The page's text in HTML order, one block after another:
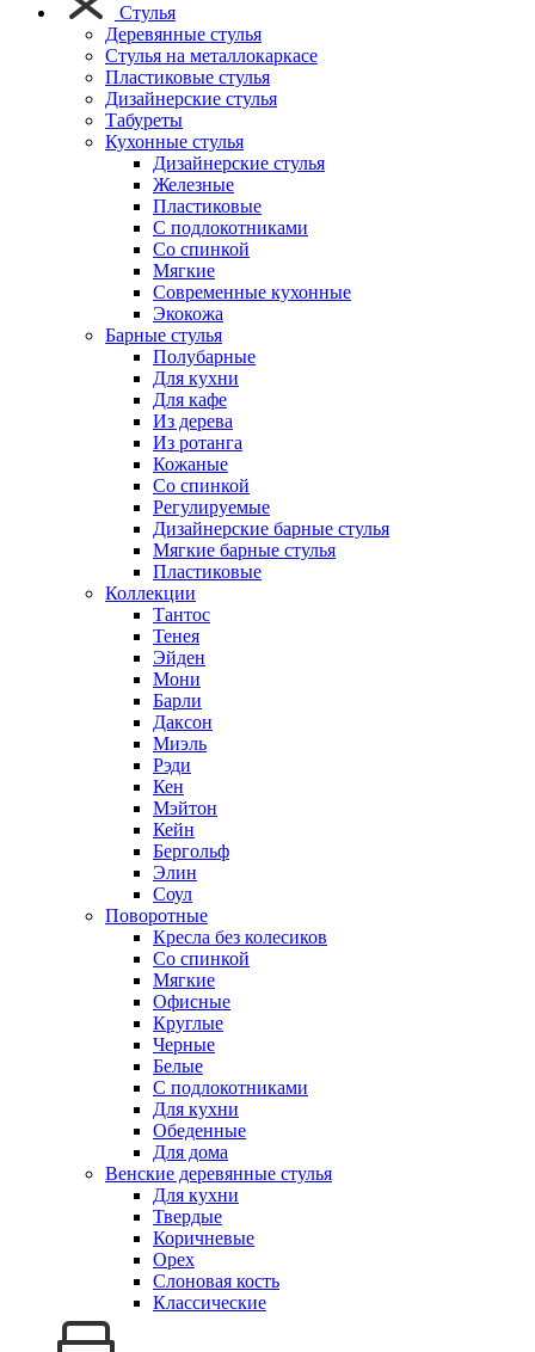
Стулья
Деревянные стулья
Стулья на металлокаркасе
Пластиковые стулья
Дизайнерские стулья
Табуреты
Кухонные стулья
Дизайнерские стулья
Железные
Пластиковые
С подлокотниками
Со спинкой
Мягкие
Современные кухонные
Экокожа
Барные стулья
Полубарные
Для кухни
Для кафе
Из дерева
Из ротанга
Кожаные
Со спинкой
Регулируемые
Дизайнерские барные стулья
Мягкие барные стулья
Пластиковые
Коллекции
Тантос
Тенея
Эйден
Мони
Барли
Даксон
Миэль
Рэди
Кен
Мэйтон
Кейн
Бергольф
Элин
Соул
Поворотные
Кресла без колесиков
Со спинкой
Мягкие
Офисные
Круглые
Черные
Белые
С подлокотниками
Для кухни
Обеденные
Для дома
Венские деревянные стулья
Для кухни
Твердые
Коричневые
Орех
Слоновая кость
Классические